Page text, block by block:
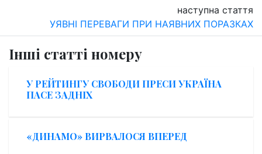
наступна стаття
УЯВНІ ПЕРЕВАГИ ПРИ НАЯВНИХ ПОРАЗКАХ
Інші статті номеру
У РЕЙТИНГУ СВОБОДИ ПРЕСИ УКРАЇНА
ПАСЕ ЗАДНІХ
«ДИНАМО» ВИРВАЛОСЯ ВПЕРЕД